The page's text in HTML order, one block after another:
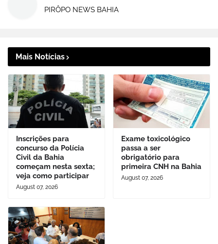
PIRÔPO NEWS BAHIA
Mais Notícias
Inscrições para
concurso da Polícia
Civil da Bahia
começam nesta sexta;
veja como participar
August 07, 2026
Exame toxicológico
passa a ser
obrigatório para
primeira CNH na Bahia
August 07, 2026